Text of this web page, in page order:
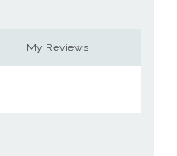
My Reviews